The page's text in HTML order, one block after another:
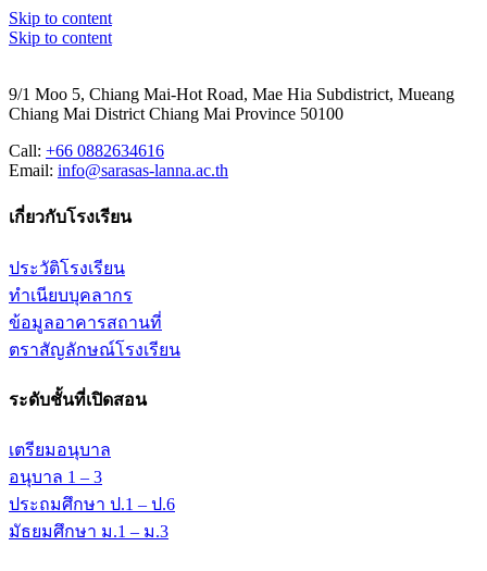
Skip to content
Skip to content
9/1 Moo 5, Chiang Mai-Hot Road, Mae Hia Subdistrict, Mueang
Chiang Mai District Chiang Mai Province 50100
Call: +66 0882634616
Email: info@sarasas-lanna.ac.th
เกี่ยวกับโรงเรียน
ประวัติโรงเรียน
ทำเนียบบุคลากร
ข้อมูลอาคารสถานที่
ตราสัญลักษณ์โรงเรียน
ระดับชั้นที่เปิดสอน
เตรียมอนุบาล
อนุบาล 1 – 3
ประถมศึกษา ป.1 – ป.6
มัธยมศึกษา ม.1 – ม.3